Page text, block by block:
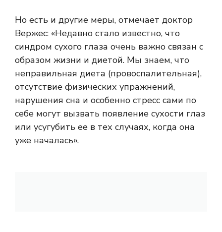
Но есть и другие меры, отмечает доктор
Вержес: «Недавно стало известно, что
синдром сухого глаза очень важно связан с
образом жизни и диетой. Мы знаем, что
неправильная диета (провоспалительная),
отсутствие физических упражнений,
нарушения сна и особенно стресс сами по
себе могут вызвать появление сухости глаз
или усугубить ее в тех случаях, когда она
уже началась».